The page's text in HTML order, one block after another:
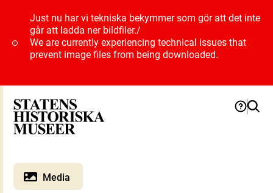
Just nu har vi tekniska bekymmer som gör att det inte
går att ladda ner bildfiler./
We are currently experiencing technical issues that
prevent image files from being downloaded.
Media